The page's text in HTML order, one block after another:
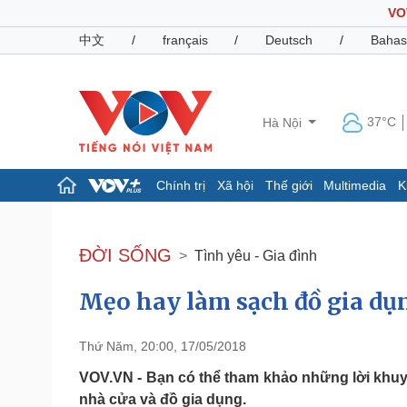
中文
/ français / Deutsch /
Hà Nội 37°C
Chính trị Xã hội Thế giới Multimedia
Đảng
Tổ chức nhân sự
Nhận diện sự thật
Tin 24h
Dấu ấn VOV
Pháp luật
Vụ án
Quân sự - Quốc phòng
ĐỜI SỐNG Tình yêu - Gia đình
Mẹo hay làm sạch đồ gia
Thứ Năm, 20:00, 17/05/2018
VOV.VN - Bạn có thể tham khảo những lời
nhà cửa và đồ gia dụng.